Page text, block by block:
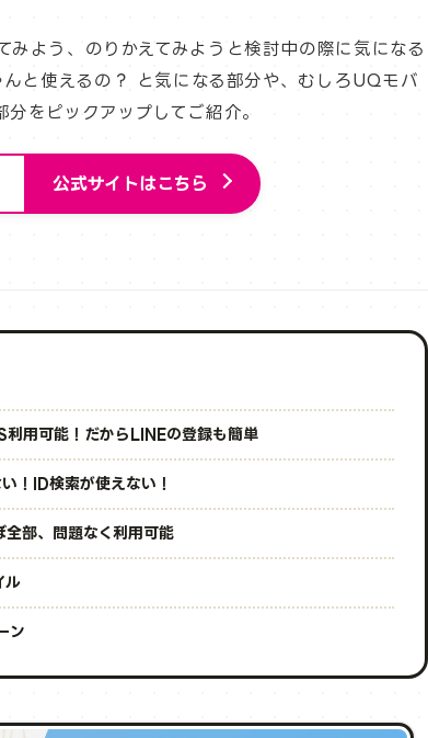
みよう、のりかえてみようと検討中の際に気になる
んと使えるの？ と気になる部分や、むしろUQモバ
をピックアップしてご紹介。
公式サイトはこちら
用可能！だからLINEの登録も簡単
！ID検索が使えない！
部、問題なく利用可能
ル
ン